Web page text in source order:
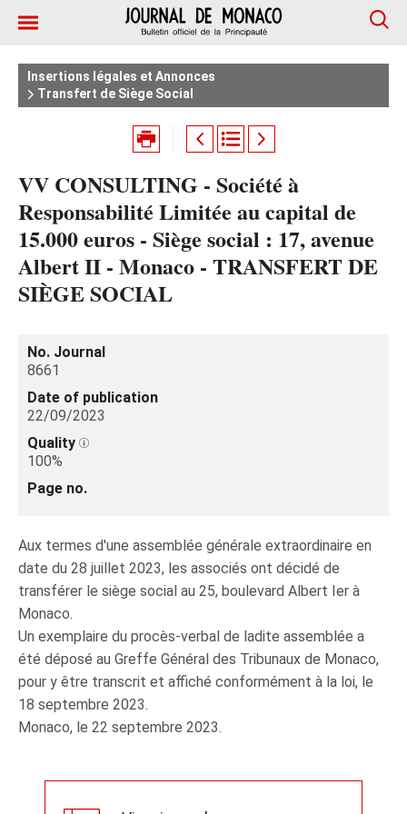
Insertions légales et Annonces
Transfert de Siège Social
VV CONSULTING - Société à
Responsabilité Limitée au capital de
15.000 euros - Siège social : 17, avenue
Albert II - Monaco - TRANSFERT DE
SIÈGE SOCIAL
No. Journal
8661
Date of publication
22/09/2023
Quality
100%
Page no.
Aux termes d'une assemblée générale extraordinaire en
date du 28 juillet 2023, les associés ont décidé de
transférer le siège social au 25, boulevard Albert Ier à
Monaco.
Un exemplaire du procès-verbal de ladite assemblée a
été déposé au Greffe Général des Tribunaux de Monaco,
pour y être transcrit et affiché conformément à la loi, le
18 septembre 2023.
Monaco, le 22 septembre 2023.